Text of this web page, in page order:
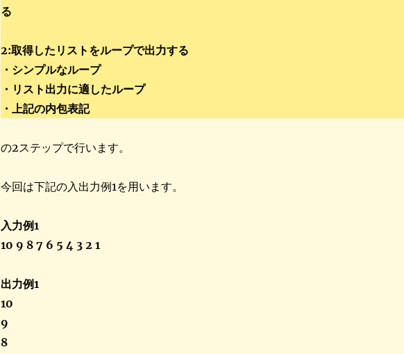
る
2:取得したリストをループで出力する
・シンプルなループ
・リスト出力に適したループ
・上記の内包表記
の2ステップで行います。
今回は下記の入出力例1を用います。
入力例1
10 9 8 7 6 5 4 3 2 1
出力例1
10
9
8